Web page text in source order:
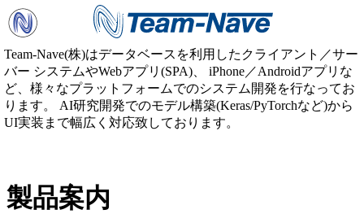
Team-Nave(株)はデータベースを利用したクライアント／サー
バー システムやWebアプリ(SPA)、 iPhone／Androidアプリな
ど、様々なプラットフォームでのシステム開発を行なってお
ります。 AI研究開発でのモデル構築(Keras/PyTorchなど)から
UI実装まで幅広く対応致しております。
製品案内